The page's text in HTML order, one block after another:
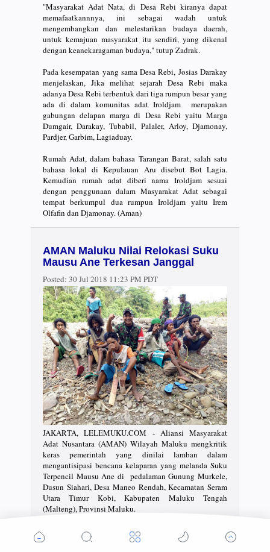
"Masyarakat Adat Nata, di Desa Rebi kiranya dapat
memafaatkannnya, ini sebagai wadah untuk
mengembangkan dan melestarikan budaya daerah,
untuk kemajuan masyarakat itu sendiri, yang dikenal
dengan keanekaragaman budaya," tutup Zadrak.
Pada kesempatan yang sama Desa Rebi, Josias Darakay
menjelaskan, Jika melihat sejarah Desa Rebi maka
adanya Desa Rebi terbentuk dari tiga rumpun besar yang
ada di dalam komunitas adat Iroldjam merupakan
gabungan delapan marga di Desa Rebi yaitu Marga
Dumgair, Darakay, Tubabil, Palaler, Arloy, Djamonay,
Pardjer, Garbim, Lagiaduay.
Rumah Adat, dalam bahasa Tarangan Barat, salah satu
bahasa lokal di Kepulauan Aru disebut Bot Lagia.
Kemudian rumah adat diberi nama Iroldjam sesuai
dengan penggunaan dalam Masyarakat Adat sebagai
tempat berkumpul dua rumpun Iroldjam yaitu Irem
Olfafin dan Djamonay. (Aman)
AMAN Maluku Nilai Relokasi Suku
Mausu Ane Terkesan Janggal
Posted: 30 Jul 2018 11:23 PM PDT
JAKARTA, LELEMUKU.COM - Aliansi Masyarakat
Adat Nusantara (AMAN) Wilayah Maluku mengkritik
keras pemerintah yang dinilai lamban dalam
mengantisipasi bencana kelaparan yang melanda Suku
Terpencil Mausu Ane di pedalaman Gunung Murkele,
Dusun Siahari, Desa Maneo Rendah, Kecamatan Seram
Utara Timur Kobi, Kabupaten Maluku Tengah
(Malteng), Provinsi Maluku.
Menurut rilis dari Direktorat Politik PB AMAN, Yayan
Hidayat dikatakan pada Selasa (24/7) lalu bencana